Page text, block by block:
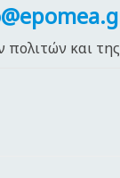
πολιτών και